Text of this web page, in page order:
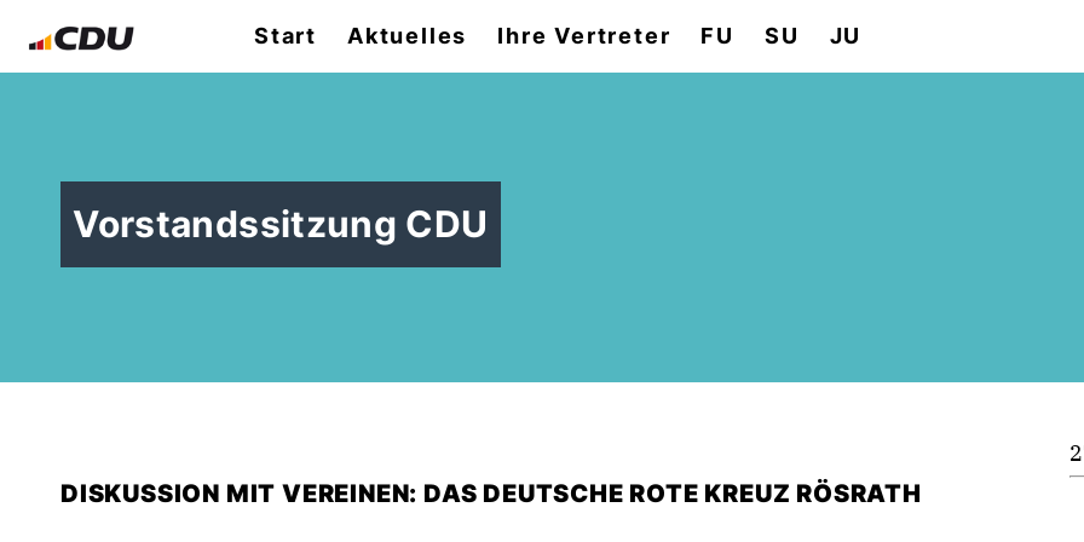
Start Aktuelles Ihre Vertreter FU SU JU
Vorstandssitzung CDU
DISKUSSION MIT VEREINEN: DAS DEUTSCHE ROTE KREUZ RÖSRATH